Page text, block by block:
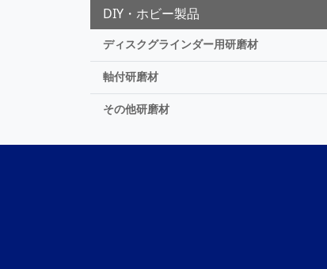
DIY・ホビー製品
ディスクグラインダー用研磨材
軸付研磨材
その他研磨材